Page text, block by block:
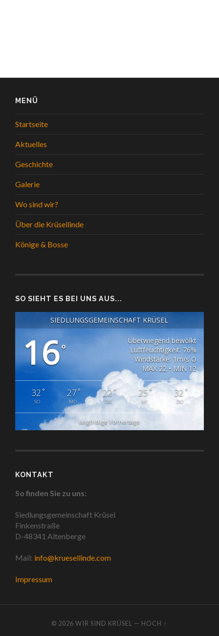
MENÜ
Startseite
Aktuelles
Geschichte
Galerie
Wo sind wir?
Über die Krüsellinde
Könige & Bosse
SO SIEHT ES BEI UNS AUS...
SIEDLUNGSGEMEINSCHAFT KRÜSEL
16°
Überwiegend bewölkt
Luftfeuchtigkeit: 76%
Windstärke: 1m/s O
MAX 22 • MIN 12
32 °
SO
27°
MO
22°
DIE
25°
MI
32 °
DO
langfristige Vorhersage
KONTAKT
So finden Sie zu uns:
Siedlungsgemeinschaft Krüsel
Finkenstraße
D-48341 Altenberge
Mail: info@kruesellinde.com
Impressum
© 2026WIR SIND KRÜSEL — HOCH ↑